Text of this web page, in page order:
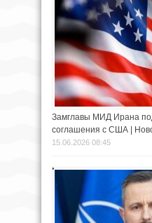
Замглавы МИД Ирана
соглашения с США |
15.06.2026 08:45